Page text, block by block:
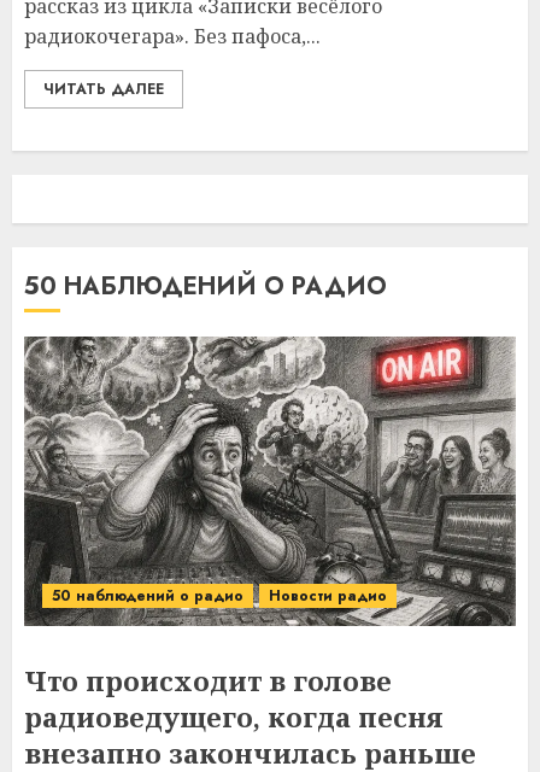
рассказ из цикла «Записки весёлого
радиокочегара». Без пафоса,...
ЧИТАТЬ ДАЛЕЕ
50 НАБЛЮДЕНИЙ О РАДИО
50 наблюдений о радио Новости радио
Что происходит в голове
радиоведущего, когда песня
внезапно закончилась раньше